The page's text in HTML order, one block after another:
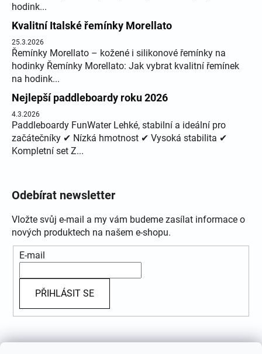
hodink...
Kvalitní Italské řemínky Morellato
25.3.2026
Řemínky Morellato – kožené i silikonové řemínky na
hodinky Řemínky Morellato: Jak vybrat kvalitní řemínek
na hodink...
Nejlepší paddleboardy roku 2026
4.3.2026
Paddleboardy FunWater Lehké, stabilní a ideální pro
začátečníky ✔ Nízká hmotnost ✔ Vysoká stabilita ✔
Kompletní set Z...
Odebírat newsletter
Vložte svůj e-mail a my vám budeme zasílat informace o
nových produktech na našem e-shopu.
E-mail
PŘIHLÁSIT SE